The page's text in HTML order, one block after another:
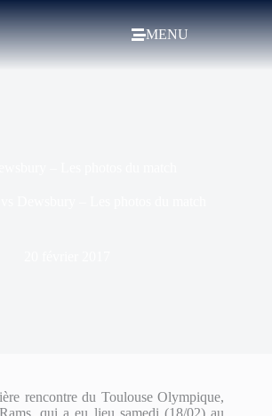
MENU
rencontre du Toulouse Olympique,
qui a eu lieu samedi (18/02) au